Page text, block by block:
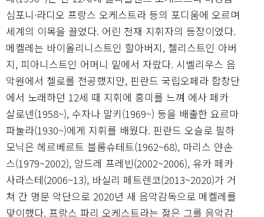
심포니·라디오 프랑스 오케스트라 등의 포디움에 오르며
세계의 이목을 끌었다. 어린 천재 지휘자의 등장이었다.
메켈레는 바이올리니스트인 할아버지, 첼리스트인 아버
지, 피아니스트인 어머니 밑에서 자랐다. 시벨리우스 음
악원에서 첼로를 전공했지만, 핀란드 국립오페라 합창단
에서 노래하던 12세 때 지휘에 흥미를 느껴 에사 페카
살로넨(1958~), 수자나 말키(1969~) 등을 배출한 요르마
파눌라(1930~)에게 지휘를 배웠다. 핀란드 오슬로 필하
모닉은 헤르베르트 블롬슈테트(1962~68), 마리스 얀손
스(1979~2002), 앙드레 프레빈(2002~2006), 유카 페카
사라스테(2006~13), 바실리 페트렌코(2013~2020)가 거
쳐 간 명문 악단으로 2020년 새 음악감독으로 메켈레를
맞이했다. 프랑스 파리 오케스트라는 젊은 그를 음악감